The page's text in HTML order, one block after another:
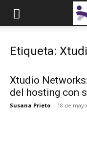
Etiqueta:
Xtudio
del hosting con
Susana Prieto - 18 de